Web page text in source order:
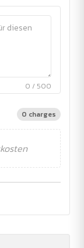
0 / 500
0 charges